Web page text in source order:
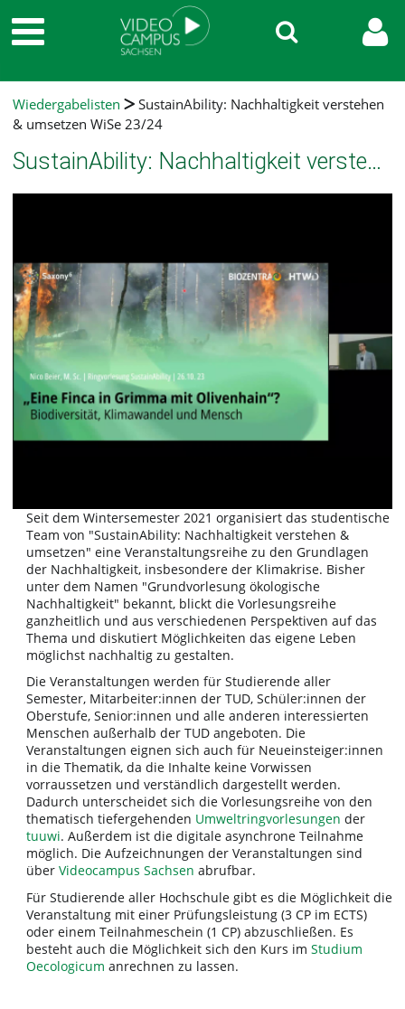
Wiedergabelisten
SustainAbility: Nachhaltigkeit verstehen
& umsetzen WiSe 23/24
SustainAbility: Nachhaltigkeit verstehen & umsetzen WiSe 23/24
Seit dem Wintersemester 2021 organisiert das studentische
Team von "SustainAbility: Nachhaltigkeit verstehen &
umsetzen" eine Veranstaltungsreihe zu den Grundlagen
der Nachhaltigkeit, insbesondere der Klimakrise. Bisher
unter dem Namen "Grundvorlesung ökologische
Nachhaltigkeit" bekannt, blickt die Vorlesungsreihe
ganzheitlich und aus verschiedenen Perspektiven auf das
Thema und diskutiert Möglichkeiten das eigene Leben
möglichst nachhaltig zu gestalten.
Die Veranstaltungen werden für Studierende aller
Semester, Mitarbeiter:innen der TUD, Schüler:innen der
Oberstufe, Senior:innen und alle anderen interessierten
Menschen außerhalb der TUD angeboten. Die
Veranstaltungen eignen sich auch für Neueinsteiger:innen
in die Thematik, da die Inhalte keine Vorwissen
vorraussetzen und verständlich dargestellt werden.
Dadurch unterscheidet sich die Vorlesungsreihe von den
thematisch tiefergehenden Umweltringvorlesungen der
tuuwi. Außerdem ist die digitale asynchrone Teilnahme
möglich. Die Aufzeichnungen der Veranstaltungen sind
über Videocampus Sachsen abrufbar.
Für Studierende aller Hochschule gibt es die Möglichkeit die
Veranstaltung mit einer Prüfungsleistung (3 CP im ECTS)
oder einem Teilnahmeschein (1 CP) abzuschließen. Es
besteht auch die Möglichkeit sich den Kurs im Studium
Oecologicum anrechnen zu lassen.